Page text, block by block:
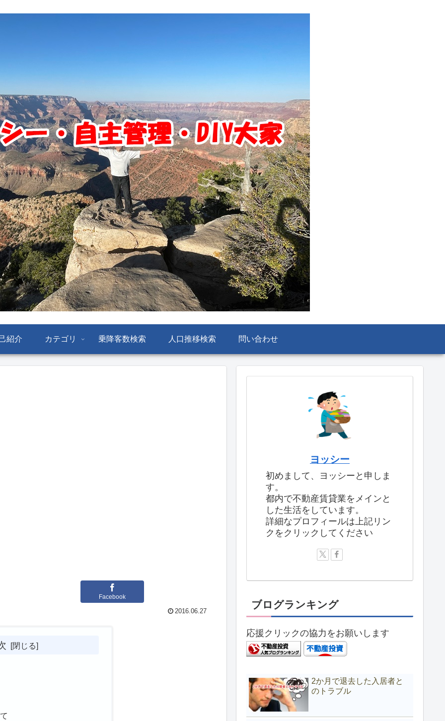
紹介 カテゴリ 乗降客数検索 人口推移検索 問い合わせ
Facebook
2016.06.27
ヨッシー
初めまして、ヨッシーと申しま
す。
都内で不動産賃貸業をメインと
した生活をしています。
詳細なプロフィールは上記リン
クをクリックしてください
ブログランキング
応援クリックの協力をお願いします
2か月で退去した入居者と
のトラブル